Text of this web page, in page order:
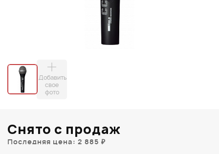
Добавить
свое
фото
Снято с продаж
Последняя цена: 2 885 ₽